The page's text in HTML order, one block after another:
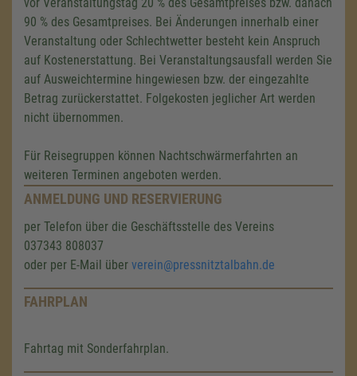
90 % des Gesamtpreises. Bei Änderungen innerhalb einer
Veranstaltung oder Schlechtwetter besteht kein Anspruch
auf Kostenerstattung. Bei Veranstaltungsausfall werden Sie
auf Ausweichtermine hingewiesen bzw. der eingezahlte
Betrag zurückerstattet. Folgekosten jeglicher Art werden
nicht übernommen.
Für Reisegruppen können Nachtschwärmerfahrten an
weiteren Terminen angeboten werden.
ANMELDUNG UND RESERVIERUNG
per Telefon über die Geschäftsstelle des Vereins
037343 808037
oder per E-Mail über verein@pressnitztalbahn.de
FAHRPLAN
Fahrtag mit Sonderfahrplan.